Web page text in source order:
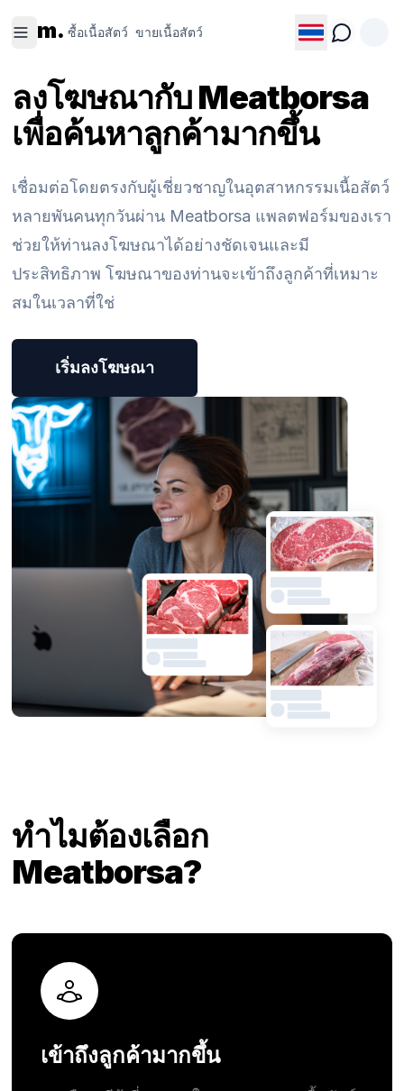
m. ซื้อเนื้อสัตว์ ขายเนื้อสัตว์
สัตว์
สัตว์
ลงโฆษณากับ Meatborsa
เพื่อค้นหาลูกค้ามากขึ้น
เชื่อมต่อโดยตรงกับผู้เชี่ยวชาญในอุตสาหกรรมเนื้อสัตว์
หลายพันคนทุกวันผ่าน Meatborsa แพลตฟอร์มของเรา
ช่วยให้ท่านลงโฆษณาได้อย่างชัดเจนและมี
ประสิทธิภาพ โฆษณาของท่านจะเข้าถึงลูกค้าที่เหมาะ
สมในเวลาที่ใช่
เริ่มลงโฆษณา
ทำไมต้องเลือก
Meatborsa?
เข้าถึงลูกค้ามากขึ้น